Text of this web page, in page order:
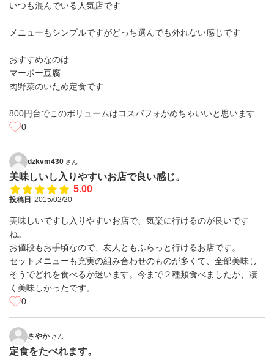
いつも混んでいる人気店です
メニューもシンプルですがどっち選んでも外れない感じです
おすすめなのは
マーポー豆腐
肉野菜のいため定食です
800円台でこのボリュームはコスパフォがめちゃいいと思います
0
dzkvm430 さん
美味しいし入りやすいお店で良い感じ。
5.00
投稿日 2015/02/20
美味しいですし入りやすいお店で、気楽に行けるのが良いです
ね。
お値段もお手頃なので、友人ともふらっと行けるお店です。
セットメニューも充実の組み合わせのものが多くて、全部美味し
そうでどれを食べるか迷います。今まで２種類食べましたが、凄
く美味しかったです。
0
さやか さん
定食をたべれます。